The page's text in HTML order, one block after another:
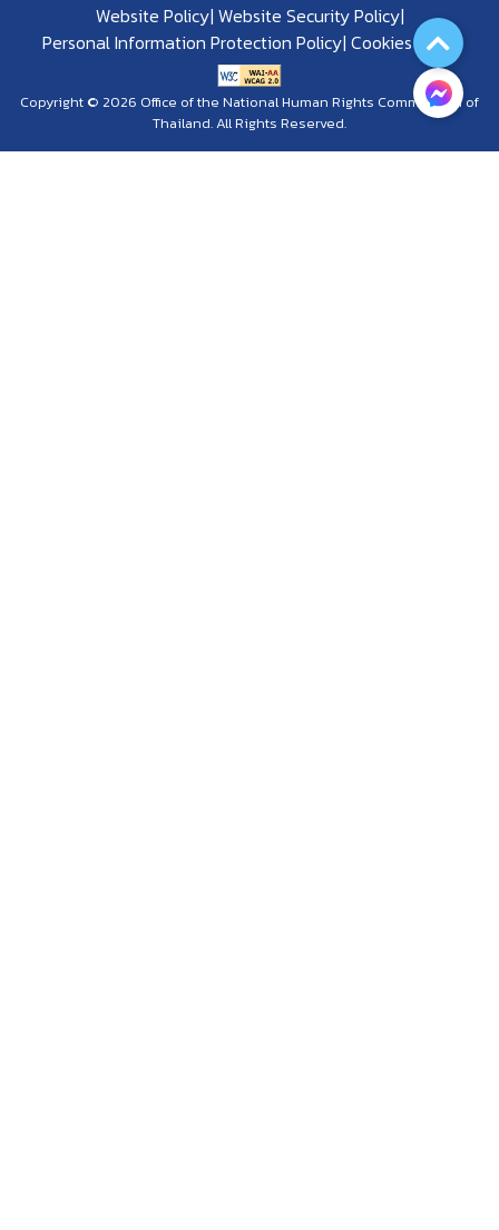
Website Policy Website Security Policy
Personal Information Protection Policy Cookies Policy
Copyright © 2026 Office of the National Human Rights Commission of
Thailand. All Rights Reserved.